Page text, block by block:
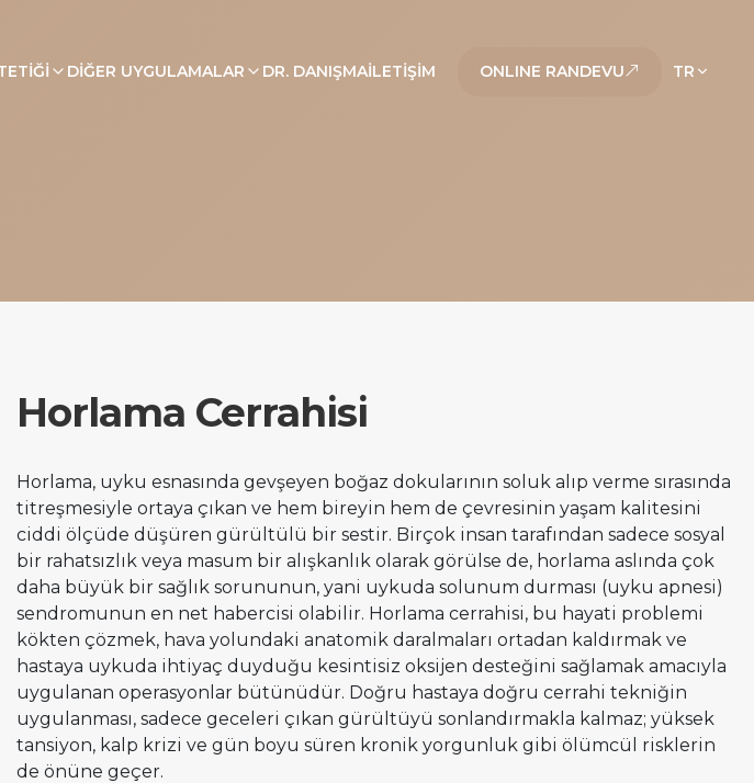
DIĞER UYGULAMALAR DR. DANIŞMAİLETIŞIM ONLINE RANDEVU TR
Horlama Cerrahisi
Horlama, uyku esnasında gevşeyen boğaz dokularının soluk alıp verme sırasında
titreşmesiyle ortaya çıkan ve hem bireyin hem de çevresinin yaşam kalitesini
ciddi ölçüde düşüren gürültülü bir sestir. Birçok insan tarafından sadece sosyal
bir rahatsızlık veya masum bir alışkanlık olarak görülse de, horlama aslında çok
daha büyük bir sağlık sorununun, yani uykuda solunum durması (uyku apnesi)
sendromunun en net habercisi olabilir. Horlama cerrahisi, bu hayati problemi
kökten çözmek, hava yolundaki anatomik daralmaları ortadan kaldırmak ve
hastaya uykuda ihtiyaç duyduğu kesintisiz oksijen desteğini sağlamak amacıyla
uygulanan operasyonlar bütünüdür. Doğru hastaya doğru cerrahi tekniğin
uygulanması, sadece geceleri çıkan gürültüyü sonlandırmakla kalmaz; yüksek
tansiyon, kalp krizi ve gün boyu süren kronik yorgunluk gibi ölümcül risklerin
de önüne geçer.